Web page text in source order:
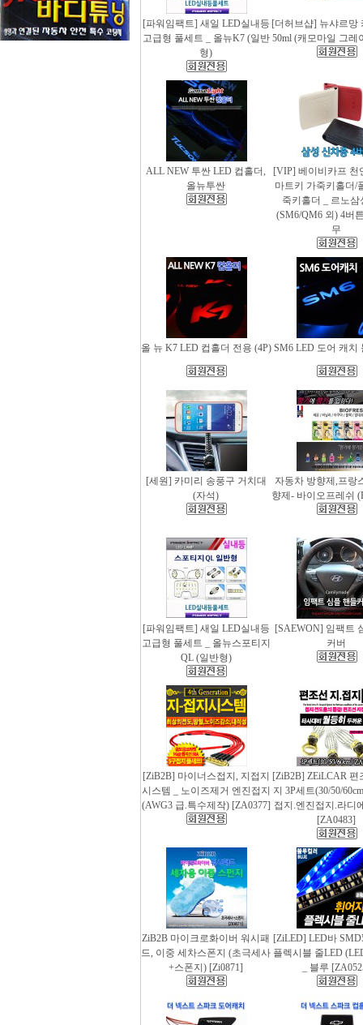
[파워임팩트] 새일 LED실내등
고급형 풀세트 _ 올뉴K7 (일반
형)
[더허브샵] 뉴샤르망
50ml (캐모마일 그레
ALL NEW 투싼 LED 컵홀더,
올뉴투싼
[VIP] 베이비카프 천
마트키 가죽키홀더/
죽키홀더 _ 르노삼
(SM6/QM6 외) 4버
무
올 뉴 K7 LED 컵홀더 전용 (4P) SM6 LED 도어 캐치
[세원] 카미리 송풍구 거치대
(자석)
자동차 방향제,프랑
향제- 바이오프레쉬
[파워임팩트] 새일 LED실내등
고급형 풀세트 _ 올뉴스포티지
QL (일반형)
[SAEWON] 임팩트
커버
[ZiB2B] 마이너스접지, 지접지
시스템 _ 노이즈제거 엔진접지
(AWG3 급.특수제작) [ZA0377]
[ZiB2B] ZEiLCAR 편
지 3P세트(30/50/
접지.엔진접지.라디
[ZA0483]
ZiB2B 마이크로화이버 워시패
드, 이중 세차스폰지 (초극세사
+스폰지) [Zi0871]
[ZiLED] LED바
플렉시블 줄LED
_ 블루